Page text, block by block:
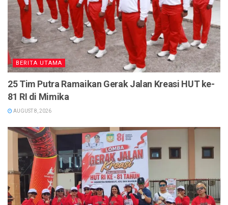
BERITA UTAMA
25 Tim Putra Ramaikan Gerak Jalan Kreasi HUT ke-
81 RI di Mimika
AUGUST 8, 2026